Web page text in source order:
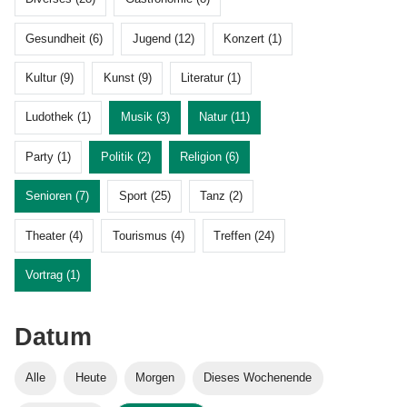
Gesundheit (6) Jugend (12) Konzert (1)
Kultur (9) Kunst (9) Literatur (1)
Ludothek (1) Musik (3) Natur (11)
Party (1) Politik (2) Religion (6)
Senioren (7) Sport (25) Tanz (2)
Theater (4) Tourismus (4) Treffen (24)
Vortrag (1)
Datum
Alle Heute Morgen Dieses Wochenende